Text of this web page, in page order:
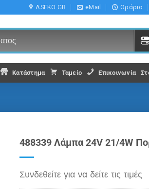
ASEKO GR eMail Ωράριο
Κατάστημα Ταμείο Επικοινωνία
488339 Λάμπα 24V 21/4W
Συνδεθείτε για να δείτε τις τιμές